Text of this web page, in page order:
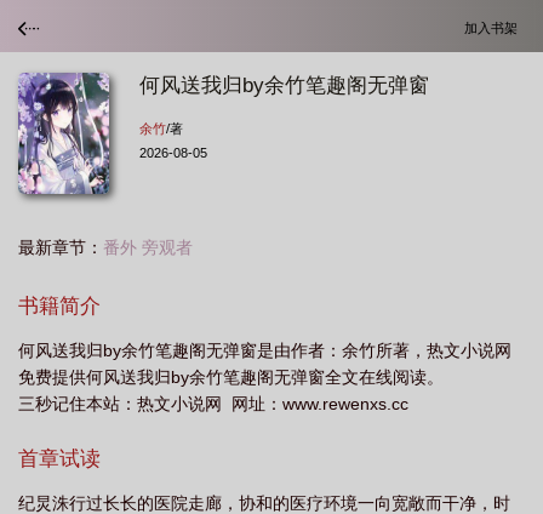
加入书架
何风送我归by余竹笔趣阁无弹窗
余竹/著
2026-08-05
最新章节： 番外 旁观者
书籍简介
何风送我归by余竹笔趣阁无弹窗是由作者：余竹所著，热文小说网
免费提供何风送我归by余竹笔趣阁无弹窗全文在线阅读。
三秒记住本站：热文小说网 网址：www.rewenxs.cc
首章试读
纪炅洙行过长长的医院走廊，协和的医疗环境一向宽敞而干净，时